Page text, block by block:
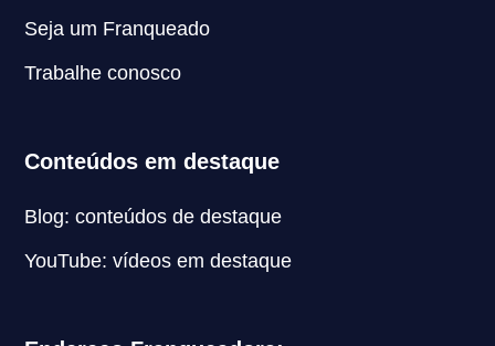
Seja um Franqueado
Trabalhe conosco
Conteúdos em destaque
Blog: conteúdos de destaque
YouTube: vídeos em destaque